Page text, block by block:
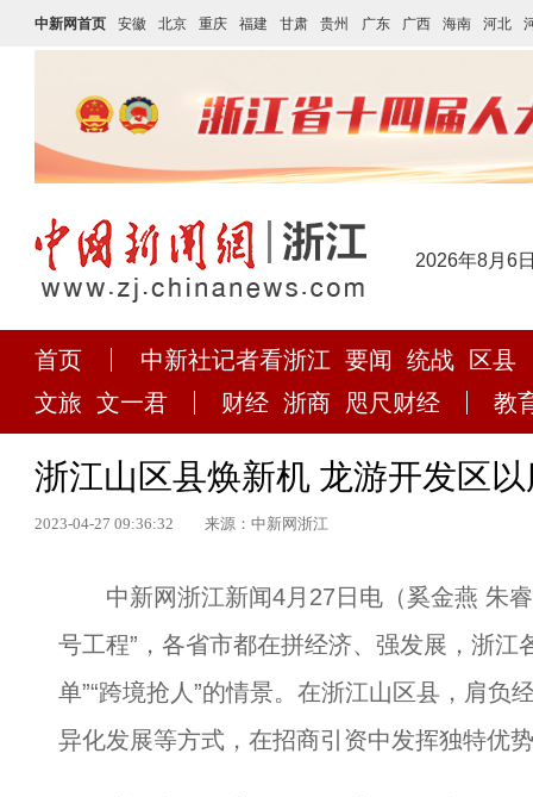
中新网首页 安徽 北京 重庆 福建 甘肃 贵州 广东 广西 海南 河北
2026年8月6
首页 中新社记者看浙江 要闻 统战
区县
文旅 文一君 财经 浙商 咫尺财经 教
浙江山区县焕新机 龙游开发区
2023-04-27 09:36:32 来源：中新网浙江
中新网浙江新闻4月27日电（奚金燕 朱睿
号工程”，各省市都在拼经济、强发展，浙江
单”“跨境抢人”的情景。在浙江山区县，肩负
异化发展等方式，在招商引资中发挥独特优